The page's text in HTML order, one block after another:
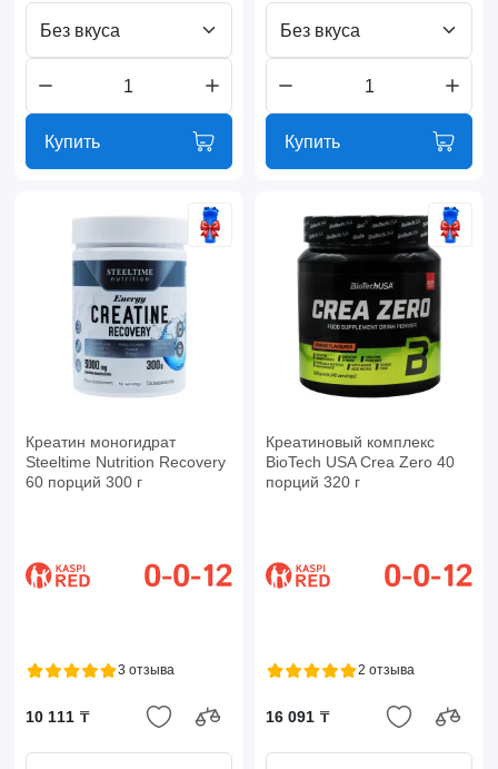
Без вкуса
Купить
Без вкуса
Купить
Креатин моногидрат
Steeltime Nutrition Recovery
60 порций 300 г
3 отзыва
10 111 ₸
Креатиновый комплекс
BioTech USA Crea Zero 40
порций 320 г
2 отзыва
16 091 ₸